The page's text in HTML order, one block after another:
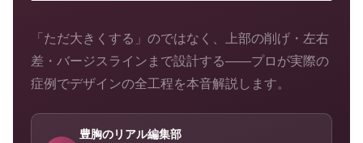
「ただ大きくする」のではなく、上部の削げ・左右
差・バージスラインまで設計する——プロが実際の
症例でデザインの全工程を本音解説します。
豊胸のリアル編集部